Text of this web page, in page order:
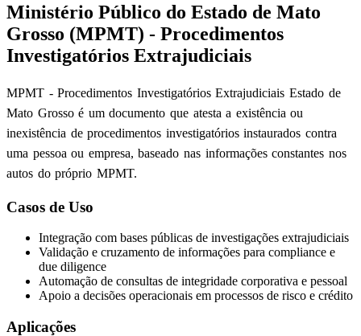
Ministério Público do Estado de Mato
Grosso (MPMT) - Procedimentos
Investigatórios Extrajudiciais
MPMT - Procedimentos Investigatórios Extrajudiciais Estado de
Mato Grosso é um documento que atesta a existência ou
inexistência de procedimentos investigatórios instaurados contra
uma pessoa ou empresa, baseado nas informações constantes nos
autos do próprio MPMT.
Casos de Uso
Integração com bases públicas de investigações extrajudiciais
Validação e cruzamento de informações para compliance e
due diligence
Automação de consultas de integridade corporativa e pessoal
Apoio a decisões operacionais em processos de risco e crédito
Aplicações